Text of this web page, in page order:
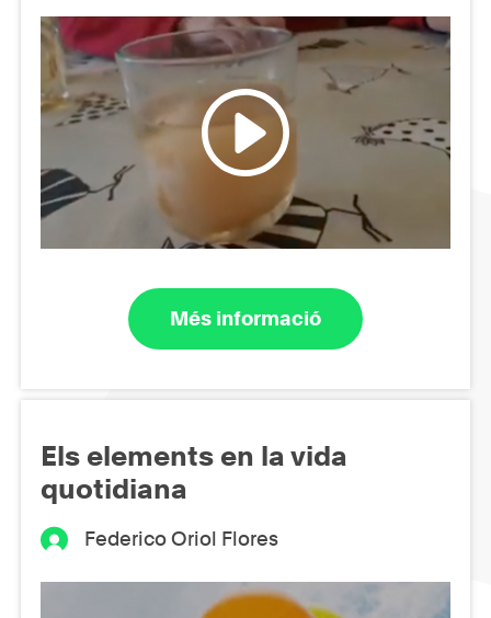
Més informació
Els elements en la vida
quotidiana
Federico Oriol Flores